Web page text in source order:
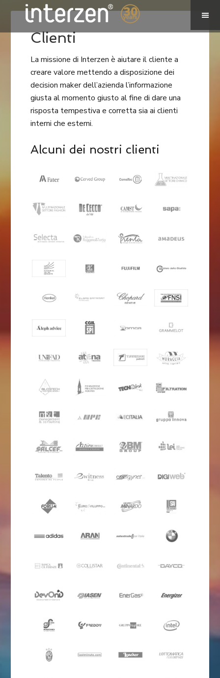
Clienti
La missione di Interzen è aiutare il cliente a
creare valore mettendo a disposizione dei
decision maker dell’azienda l’informazione
giusta al momento giusto al fine di dare una
risposta tempestiva e corretta sia ai clienti
interni che esterni.
Alcuni dei nostri clienti